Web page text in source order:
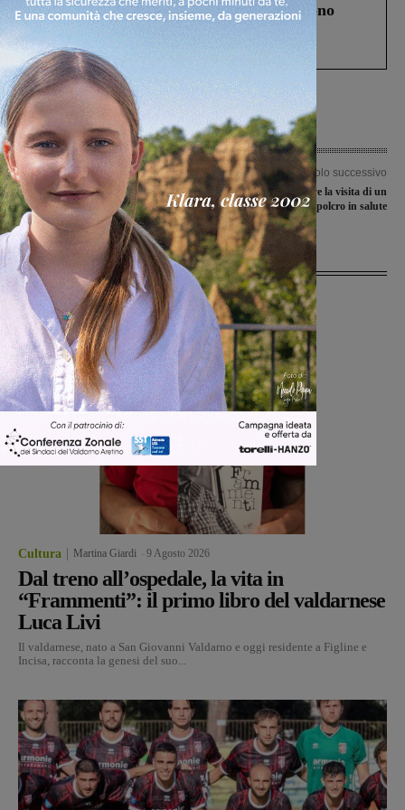
Un anno fa la strage in A1 in cui morirono
Gianni, Giulia e Franco. Lo schianto, il
processo, lo stop ai sorpassi fra tir....
Articolo precedente
Il Terranuova Traiana domani in
anticipo in casa della Sinalunghese
Articolo successivo
Il Figline riceve la visita di un
Sansepolcro in salute
Ultime Notizie
Cultura Martina Giardi 9 Agosto 2026
Dal treno all’ospedale, la vita in
“Frammenti”: il primo libro del valdarnese
Luca Livi
Il valdarnese, nato a San Giovanni Valdarno e oggi residente a Figline e
Incisa, racconta la genesi del suo...